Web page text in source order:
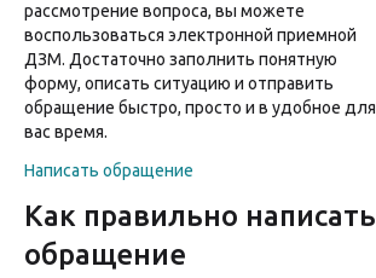
рассмотрение вопроса, вы можете
воспользоваться электронной приемной
ДЗМ. Достаточно заполнить понятную
форму, описать ситуацию и отправить
обращение быстро, просто и в удобное для
вас время.
Написать обращение
Как правильно написать
обращение